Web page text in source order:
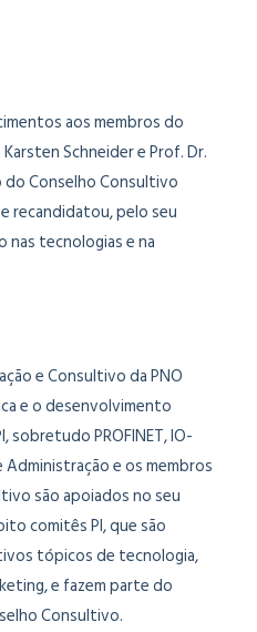
aos membros do
Schneider e Prof. Dr.
do Conselho Consultivo
recandidatou, pelo seu
nas tecnologias e na
e Consultivo da PNO
e o desenvolvimento
PROFINET, IO-
Administração e os membros
são apoiados no seu
comitês PI, que são
tópicos de tecnologia,
e fazem parte do
Consultivo.